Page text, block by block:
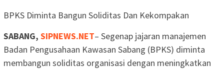
BPKS Diminta Bangun Soliditas Dan Kekompakan
SABANG, SIPNEWS.NET– Segenap jajaran manajemen
Badan Pengusahaan Kawasan Sabang (BPKS) diminta
membangun soliditas organisasi dengan meningkatkan